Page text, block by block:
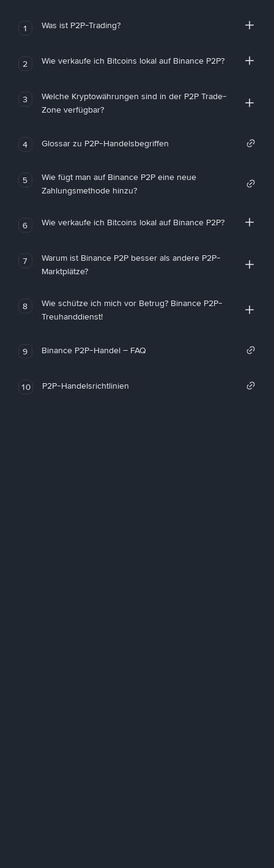
1 Was ist P2P-Trading?
2 Wie verkaufe ich Bitcoins lokal auf Binance P2P?
3
Welche Kryptowährungen sind in der P2P Trade-
Zone verfügbar?
4 Glossar zu P2P-Handelsbegriffen
5
Wie fügt man auf Binance P2P eine neue
Zahlungsmethode hinzu?
6 Wie verkaufe ich Bitcoins lokal auf Binance P2P?
7
Warum ist Binance P2P besser als andere P2P-
Marktplätze?
8
Wie schütze ich mich vor Betrug? Binance P2P-
Treuhanddienst!
9 Binance P2P-Handel – FAQ
10 P2P-Handelsrichtlinien